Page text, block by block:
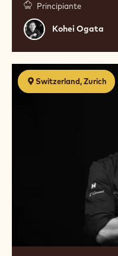
Principiante
Kohei
Ogata
Kohei Ogata
Switzerland, Zurich
Torten
&